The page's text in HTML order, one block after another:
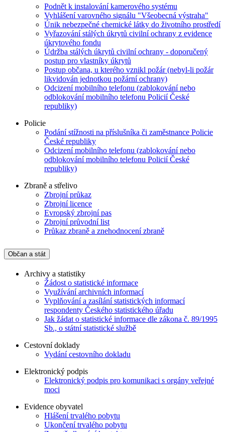
Podnět k instalování kamerového systému
Vyhlášení varovného signálu "Všeobecná výstraha"
Únik nebezpečné chemické látky do životního prostředí
Vyřazování stálých úkrytů civilní ochrany z evidence
úkrytového fondu
Údržba stálých úkrytů civilní ochrany - doporučený
postup pro vlastníky úkrytů
Postup občana, u kterého vznikl požár (nebyl-li požár
likvidován jednotkou požární ochrany)
Odcizení mobilního telefonu (zablokování nebo
odblokování mobilního telefonu Policií České
republiky)
Policie
Podání stížnosti na příslušníka či zaměstnance Policie
České republiky
Odcizení mobilního telefonu (zablokování nebo
odblokování mobilního telefonu Policií České
republiky)
Zbraně a střelivo
Zbrojní průkaz
Zbrojní licence
Evropský zbrojní pas
Zbrojní průvodní list
Průkaz zbraně a znehodnocení zbraně
Občan a stát
Archivy a statistiky
Žádost o statistické informace
Využívání archivních informací
Vyplňování a zasílání statistických informací
respondenty Českého statistického úřadu
Jak žádat o statistické informace dle zákona č. 89/1995
Sb., o státní statistické službě
Cestovní doklady
Vydání cestovního dokladu
Elektronický podpis
Elektronický podpis pro komunikaci s orgány veřejné
moci
Evidence obyvatel
Hlášení trvalého pobytu
Ukončení trvalého pobytu